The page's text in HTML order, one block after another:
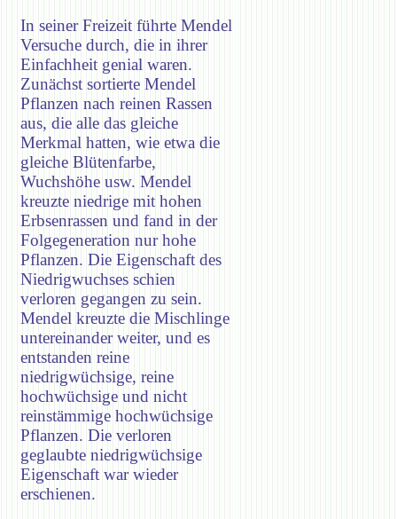
In seiner Freizeit führte Mendel
Versuche durch, die in ihrer
Einfachheit genial waren.
Zunächst sortierte Mendel
Pflanzen nach reinen Rassen
aus, die alle das gleiche
Merkmal hatten, wie etwa die
gleiche Blütenfarbe,
Wuchshöhe usw. Mendel
kreuzte niedrige mit hohen
Erbsenrassen und fand in der
Folgegeneration nur hohe
Pflanzen. Die Eigenschaft des
Niedrigwuchses schien
verloren gegangen zu sein.
Mendel kreuzte die Mischlinge
untereinander weiter, und es
entstanden reine
niedrigwüchsige, reine
hochwüchsige und nicht
reinstämmige hochwüchsige
Pflanzen. Die verloren
geglaubte niedrigwüchsige
Eigenschaft war wieder
erschienen.